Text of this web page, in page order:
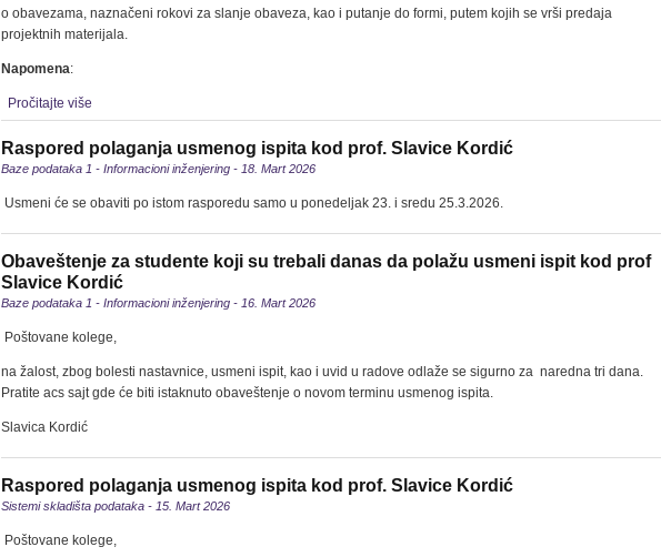
o obavezama, naznačeni rokovi za slanje obaveza, kao i putanje do formi, putem kojih se vrši predaja
projektnih materijala.
Napomena:
Pročitajte više
Raspored polaganja usmenog ispita kod prof. Slavice Kordić
Baze podataka 1 - Informacioni inženjering - 18. Mart 2026
Usmeni će se obaviti po istom rasporedu samo u ponedeljak 23. i sredu 25.3.2026.
Obaveštenje za studente koji su trebali danas da polažu usmeni ispit kod prof
Slavice Kordić
Baze podataka 1 - Informacioni inženjering - 16. Mart 2026
Poštovane kolege,
na žalost, zbog bolesti nastavnice, usmeni ispit, kao i uvid u radove odlaže se sigurno za naredna tri dana.
Pratite acs sajt gde će biti istaknuto obaveštenje o novom terminu usmenog ispita.
Slavica Kordić
Raspored polaganja usmenog ispita kod prof. Slavice Kordić
Sistemi skladišta podataka - 15. Mart 2026
Poštovane kolege,